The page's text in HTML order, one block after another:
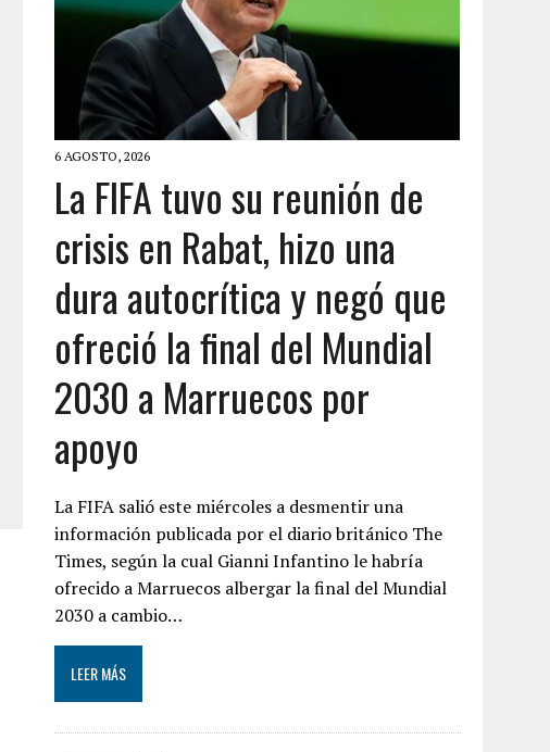
6 AGOSTO, 2026
La FIFA tuvo su reunión de
crisis en Rabat, hizo una
dura autocrítica y negó que
ofreció la final del Mundial
2030 a Marruecos por
apoyo
La FIFA salió este miércoles a desmentir una
información publicada por el diario británico The
Times, según la cual Gianni Infantino le habría
ofrecido a Marruecos albergar la final del Mundial
2030 a cambio…
LEER MÁS